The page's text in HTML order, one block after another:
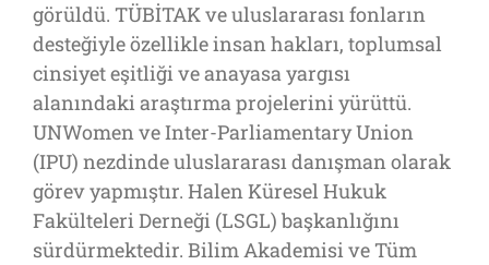
görüldü. TÜBİTAK ve uluslararası fonların
desteğiyle özellikle insan hakları, toplumsal
cinsiyet eşitliği ve anayasa yargısı
alanındaki araştırma projelerini yürüttü.
UNWomen ve Inter-Parliamentary Union
(IPU) nezdinde uluslararası danışman olarak
görev yapmıştır. Halen Küresel Hukuk
Fakülteleri Derneği (LSGL) başkanlığını
sürdürmektedir. Bilim Akademisi ve Tüm